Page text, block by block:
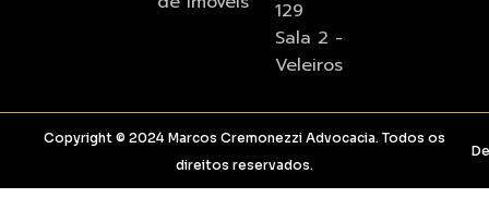
129
Sala 2 -
Veleiros
Copyright © 2024 Marcos Cremonezzi Advocacia. Todos os
direitos reservados.